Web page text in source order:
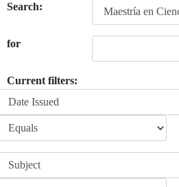
Search:
for
Current filters: